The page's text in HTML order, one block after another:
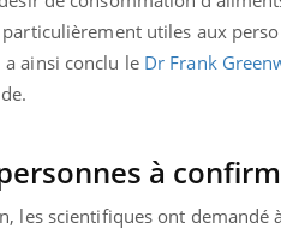
utiles aux
a ainsi conclu le Dr Frank
à
les scientifiques ont